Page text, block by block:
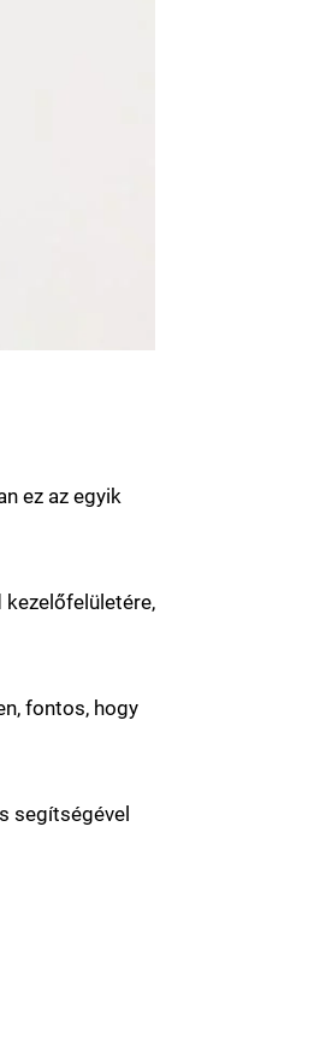
ez az egyik
kezelőfelületére,
fontos, hogy
segítségével